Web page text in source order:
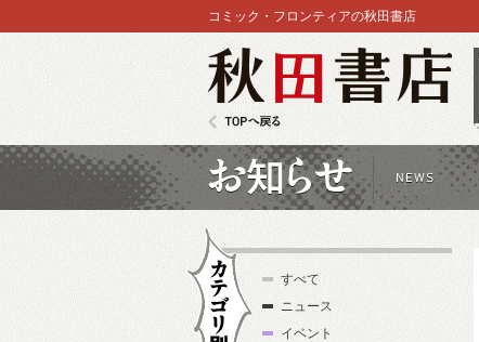
コミック・フロンティアの秋田書店
すべて
ニュース
イベント